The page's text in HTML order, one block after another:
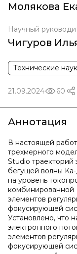
Молякова
Научный
Чигуров
Технические
21.09.2024 60
Аннотация
В настоящей
трехмерного
Studio траекторий
бегущей волны
на уровень
комбинированной
элементов
фокусирующей
Установлено, что
электронного
элементов
фокусирующей